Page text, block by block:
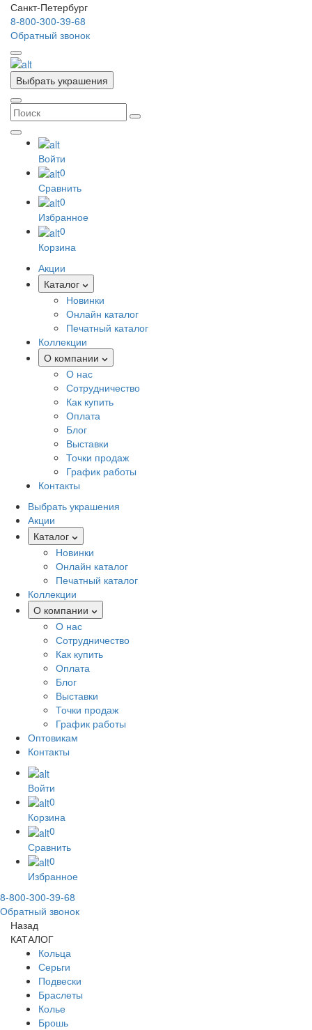
Санкт-Петербург
8-800-300-39-68
Обратный звонок
Выбрать украшения
Войти
0
Сравнить
0
Избранное
0
Корзина
Акции
Каталог
Новинки
Онлайн каталог
Печатный каталог
Коллекции
О компании
О нас
Сотрудничество
Как купить
Оплата
Блог
Выставки
Точки продаж
График работы
Контакты
Выбрать украшения
Акции
Каталог
Новинки
Онлайн каталог
Печатный каталог
Коллекции
О компании
О нас
Сотрудничество
Как купить
Оплата
Блог
Выставки
Точки продаж
График работы
Оптовикам
Контакты
Войти
0
Корзина
0
Сравнить
0
Избранное
8-800-300-39-68
Обратный звонок
Назад
КАТАЛОГ
Кольца
Серьги
Подвески
Браслеты
Колье
Брошь